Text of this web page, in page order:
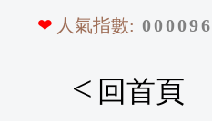
❤ 人氣指數: 000096
< 回首頁